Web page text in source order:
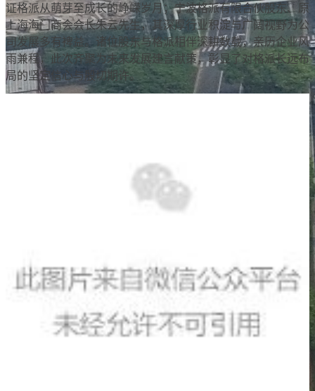
证格派从萌芽至成长的峥嵘岁月；宁波格派有限合伙股东、原
上海海门商会会长朱云先生，其深厚行业积淀与广阔视野为公
司发展多有裨益。诸位股东与格派相伴深耕数载，亲历企业风
雨兼程，此次齐聚为未来发展建言献策，彰显了对格派长远布
局的坚定信心与殷切期许。